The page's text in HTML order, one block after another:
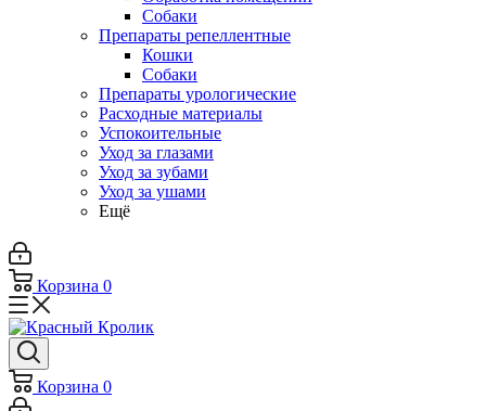
Собаки
Препараты репеллентные
Кошки
Собаки
Препараты урологические
Расходные материалы
Успокоительные
Уход за глазами
Уход за зубами
Уход за ушами
Ещё
Корзина 0
Корзина 0